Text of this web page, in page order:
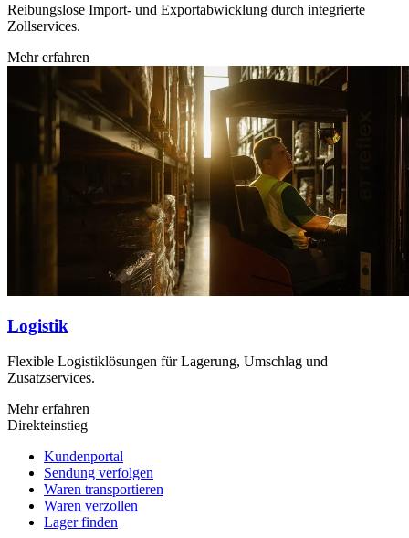
Reibungslose Import- und Exportabwicklung durch integrierte
Zollservices.
Mehr erfahren
Logistik
Flexible Logistiklösungen für Lagerung, Umschlag und
Zusatzservices.
Mehr erfahren
Direkteinstieg
Kundenportal
Sendung verfolgen
Waren transportieren
Waren verzollen
Lager finden